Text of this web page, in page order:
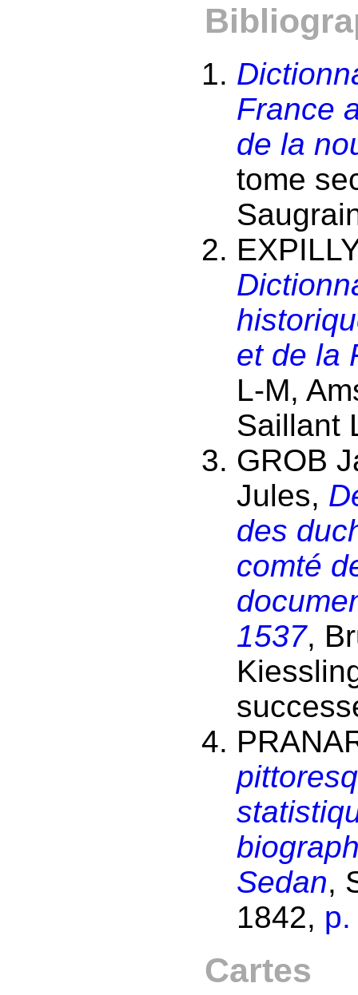
France
de la
tome
et de la
L-M,
Saillant
GROB
Jules,
des
comté
1537,
Sedan,
1842,
Cartes